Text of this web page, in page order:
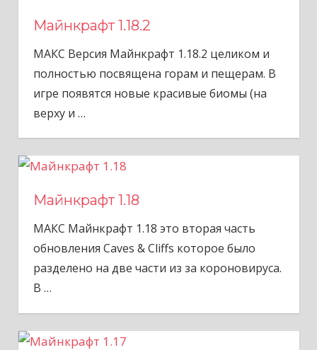
Майнкрафт 1.18.2
МАКС Версия Майнкрафт 1.18.2 целиком и
полностью посвящена горам и пещерам. В
игре появятся новые красивые биомы (на
верху и …
Майнкрафт 1.18
МАКС Майнкрафт 1.18 это вторая часть
обновления Caves & Cliffs которое было
разделено на две части из за короновируса.
В …